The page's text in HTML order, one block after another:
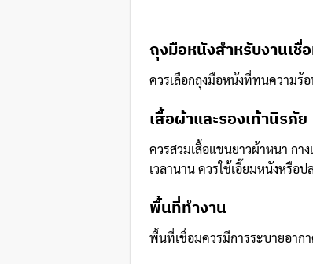
ถุงมือหนังสำหรับงานเชื่
ควรเลือกถุงมือหนังที่ทนความร้
เสื้อผ้าและรองเท้านิรภัย
ควรสวมเสื้อแขนยาวผ้าหนา กา
เวลานาน ควรใช้เอี๊ยมหนังหรือ
พื้นที่ทำงาน
พื้นที่เชื่อมควรมีการระบายอาก